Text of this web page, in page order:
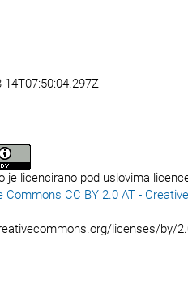
14T07:50:04.297Z
je licencirano pod uslovima
Commons CC BY 2.0 AT -
licenses/by/